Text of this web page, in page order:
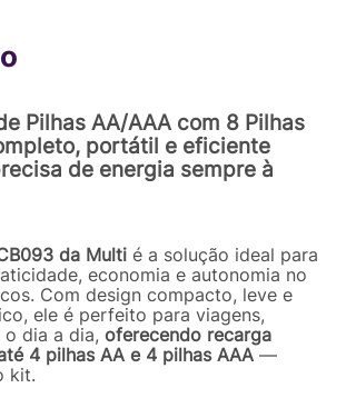
Pilhas AA/AAA com 8 Pilhas
portátil e eficiente
de energia sempre à
da Multi é a solução ideal para
economia e autonomia no
Com design compacto, leve e
ele é perfeito para viagens,
dia a dia, oferecendo recarga
4 pilhas AA e 4 pilhas AAA —
kit.